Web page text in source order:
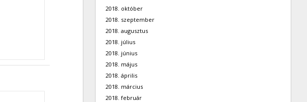
2018. október
2018. szeptember
2018. augusztus
2018. július
2018. június
2018. május
2018. április
2018. március
2018. február